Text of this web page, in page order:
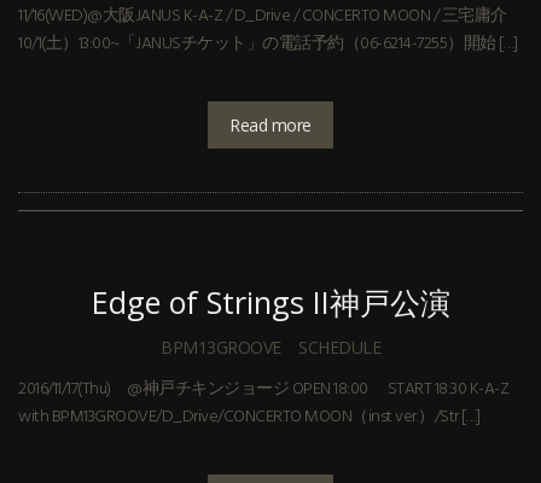
11/16(WED)@大阪JANUS K-A-Z / D_Drive / CONCERTO MOON / 三宅庸介
10/1(土）13:00~「JANUSチケット」の電話予約（06-6214-7255）開始 […]
Read more
Edge of Strings II神戸公演
BPM13GROOVE SCHEDULE
2016/11/17(Thu) @神戸チキンジョージ OPEN 18:00 START 18:30 K-A-Z
with BPM13GROOVE/D_Drive/CONCERTO MOON（inst ver.）/Str […]